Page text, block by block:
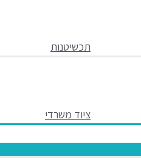
תכשיטנות
ציוד משרדי